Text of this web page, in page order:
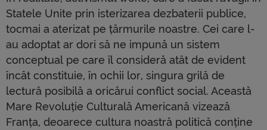
Statele Unite prin isterizarea dezbaterii publice,
tocmai a aterizat pe țărmurile noastre. Cei care l-
au adoptat ar dori să ne impună un sistem
conceptual pe care îl consideră atât de evident
încât constituie, în ochii lor, singura grilă de
lectură posibilă a oricărui conflict social. Această
Mare Revoluție Culturală Americană vizează
Franța, deoarece cultura noastră politică conține